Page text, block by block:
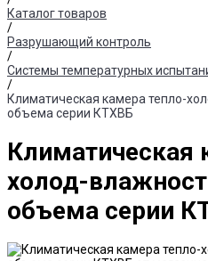
Каталог товаров
/
Разрушающий контроль
/
Системы температурных
/
Климатическая камера тепло-
объема серии КТХВБ
Климатическая
холод-
объема серии